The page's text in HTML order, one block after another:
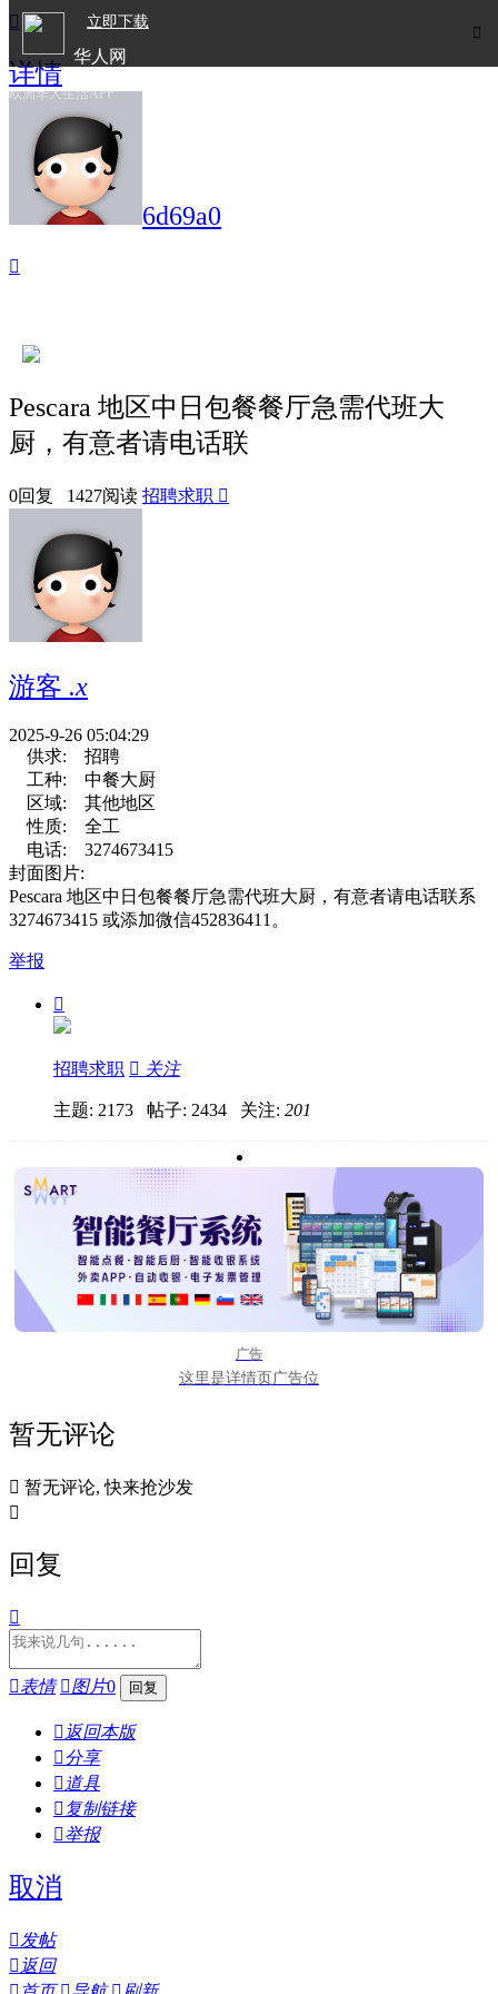

立即下载
华人网
欧洲华人生活APP

详情
6d69a0

Pescara 地区中日包餐餐厅急需代班大
厨，有意者请电话联
0回复 1427阅读 招聘求职 
游客 .x
2025-9-26 05:04:29
供求:
招聘
工种:
中餐大厨
区域:
其他地区
性质:
全工
电话:
3274673415
封面图片:
Pescara 地区中日包餐餐厅急需代班大厨，有意者请电话联系
3274673415 或添加微信452836411。
举报

招聘求职  关注
主题: 2173 帖子: 2434 关注: 201
广告
这里是详情页广告位
暂无评论
 暂无评论, 快来抢沙发

回复

表情 图片0
 返回本版
分享
 道具
 复制链接
举报
取消
发帖
 返回